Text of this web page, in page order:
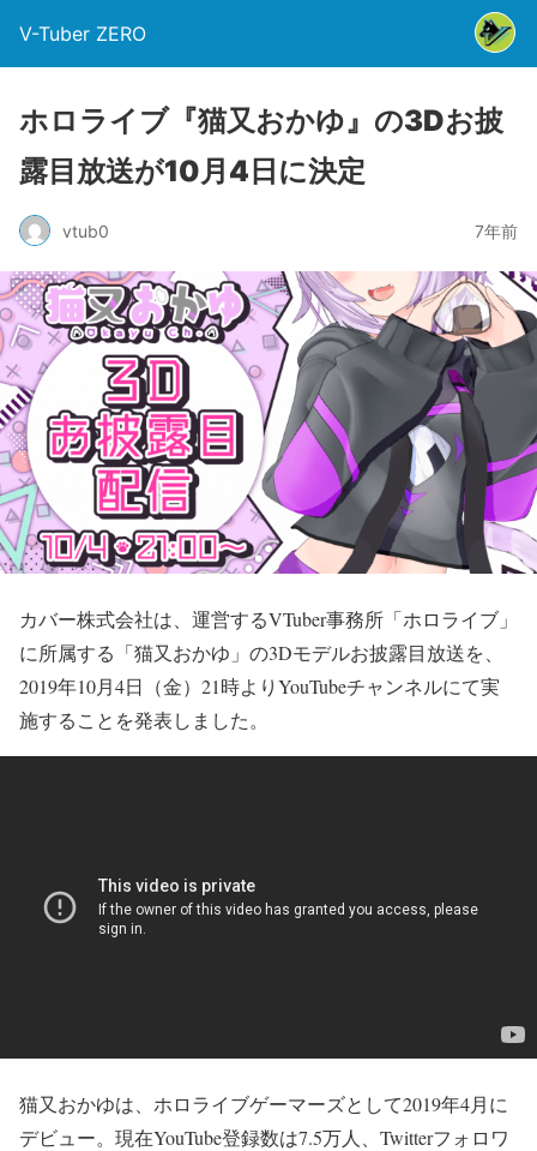
V-Tuber ZERO
ホロライブ『猫又おかゆ』の3Dお披
露目放送が10月4日に決定
vtub0 7年前
カバー株式会社は、運営するVTuber事務所「ホロライブ」
に所属する「猫又おかゆ」の3Dモデルお披露目放送を、
2019年10月4日（金）21時よりYouTubeチャンネルにて実
施することを発表しました。
猫又おかゆは、ホロライブゲーマーズとして2019年4月に
デビュー。現在YouTube登録数は7.5万人、Twitterフォロワ